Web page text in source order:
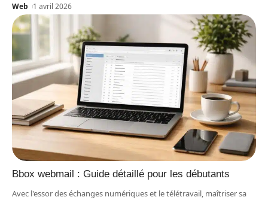
Web 1 avril 2026
Bbox webmail : Guide détaillé pour les débutants
Avec l'essor des échanges numériques et le télétravail, maîtriser sa